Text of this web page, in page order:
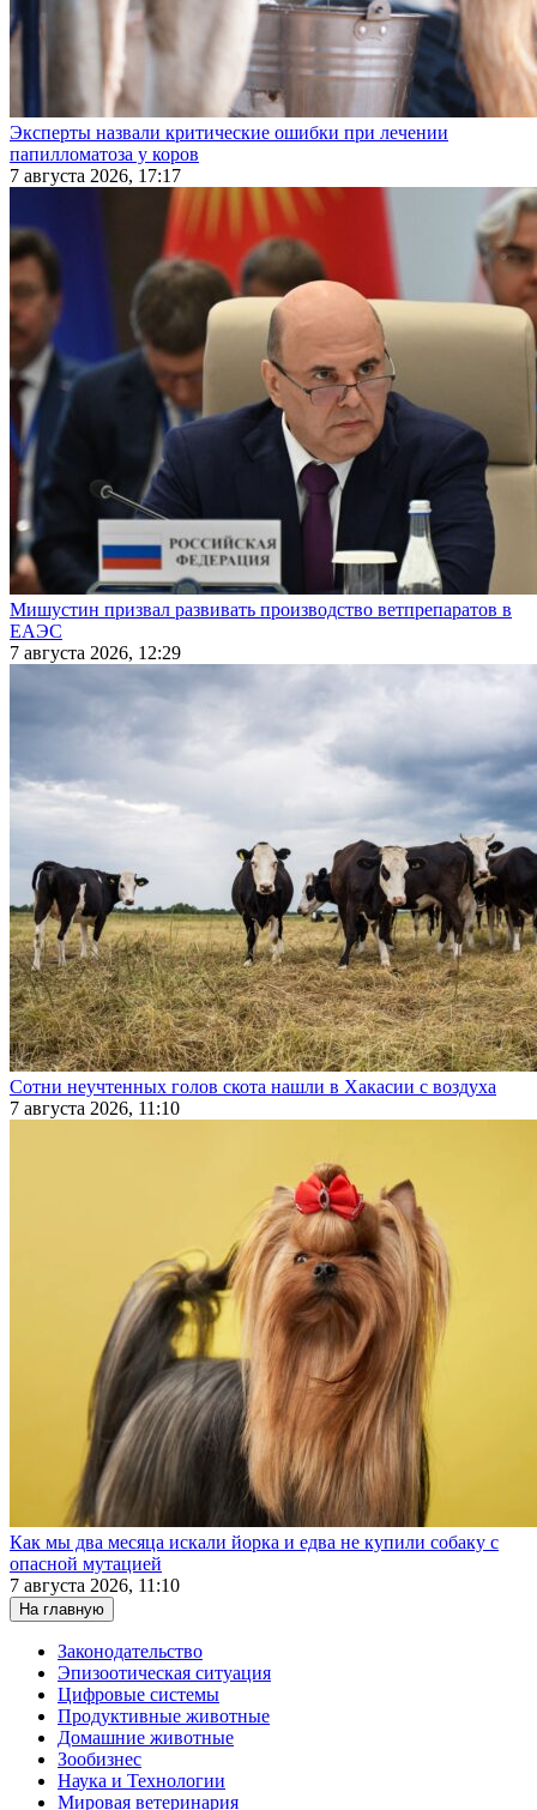
Эксперты назвали критические ошибки при лечении
папилломатоза у коров
7 августа 2026, 17:17
Мишустин призвал развивать производство ветпрепаратов в
ЕАЭС
7 августа 2026, 12:29
Сотни неучтенных голов скота нашли в Хакасии с воздуха
7 августа 2026, 11:10
Как мы два месяца искали йорка и едва не купили собаку с
опасной мутацией
7 августа 2026, 11:10
На главную
Законодательство
Эпизоотическая ситуация
Цифровые системы
Продуктивные животные
Домашние животные
Зообизнес
Наука и Технологии
Мировая ветеринария